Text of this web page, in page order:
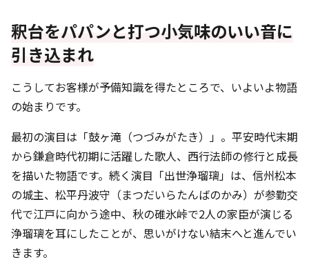
釈台をパパンと打つ小気味のいい音に
引き込まれ
こうしてお客様が予備知識を得たところで、いよいよ物語
の始まりです。
最初の演目は「鼓ヶ滝（つづみがたき）」。平安時代末期
から鎌倉時代初期に活躍した歌人、西行法師の修行と成長
を描いた物語です。続く演目「出世浄瑠璃」は、信州松本
の城主、松平丹波守（まつだいらたんばのかみ）が参勤交
代で江戸に向かう途中、秋の碓氷峠で2人の家臣が演じる
浄瑠璃を耳にしたことが、思いがけない結末へと進んでい
きます。